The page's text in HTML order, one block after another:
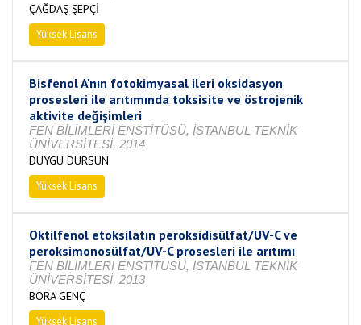
ÇAĞDAŞ ŞEPÇİ
Yüksek Lisans
Bisfenol A'nın fotokimyasal ileri oksidasyon
prosesleri ile arıtımında toksisite ve östrojenik
aktivite değişimleri
FEN BİLİMLERİ ENSTİTÜSÜ, İSTANBUL TEKNİK
ÜNİVERSİTESİ, 2014
DUYGU DURSUN
Yüksek Lisans
Oktilfenol etoksilatın peroksidisülfat/UV-C ve
peroksimonosülfat/UV-C prosesleri ile arıtımı
FEN BİLİMLERİ ENSTİTÜSÜ, İSTANBUL TEKNİK
ÜNİVERSİTESİ, 2013
BORA GENÇ
Yüksek Lisans